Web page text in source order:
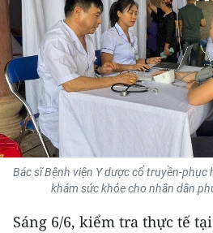
KHOA HỌC - CÔNG NGHỆ
MÔI TRƯỜNG
BẠN ĐỌC
KIỂM CHỨNG THÔNG TIN
TRI THỨC CHUYÊN SÂU
54 DÂN TỘC VIỆT NAM
Bác sĩ Bệnh viện Y dược cổ truyền-
khám sức khỏe cho nhân dân
Sáng 6/6, kiểm tra thực tế